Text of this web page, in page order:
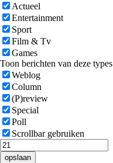
Actueel
Entertainment
Sport
Film & Tv
Games
Toon berichten van deze types
Weblog
Column
(P)review
Special
Poll
Scrollbar gebruiken
opslaan